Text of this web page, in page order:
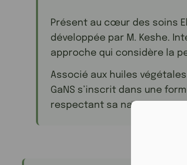
Présent au cœur des soins
développée par M. Keshe.
approche qui considère la
Associé aux huiles
GaNS s’inscrit dans une
respectant sa nature.